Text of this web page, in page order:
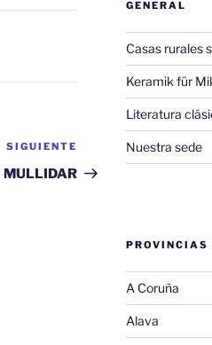
Siguiente
entrada
SIGUIENTE
MULLIDAR
GENERAL
Casas rurales
Keramik für
Literatura
Nuestra sede
PROVINCIAS
A Coruña
Alava